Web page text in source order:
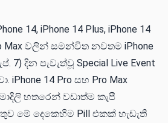
14, iPhone 14 Plus, iPhone 14
Max වලින් සමන්විත නවතම iPhone
7) දින පැවැත්වූ Special Live Event
iPhone 14 Pro සහ Pro Max
මාදිලි හතරෙන් වඩාත්ම කැපී
මේ දෙකෙහිම Pill එකක් හැඩැති